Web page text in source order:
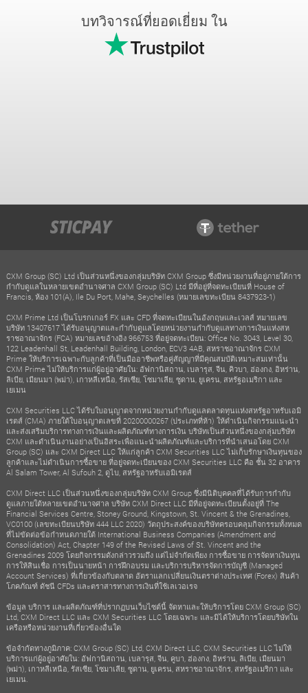
บทวิจารณ์ที่ยอดเยี่ยม ใน
CXM Group (SC) Ltd เป็นส่วนหนึ่งของกลุ่มบริษัท CXM Group ซึ่งมีหน่วยงานที่อยู่ภายใต้การ
กำกับดูแลในหลายเขตอำนาจศาล CXM Group (SC) Ltd มีที่อยู่ที่จดทะเบียนที่ House of
Francis, ห้อง 101(A), Ile Du Port, Mahe, Seychelles (หมายเลขทะเบียน 8437923-1)
CXM Prime Ltd เป็นโบรกเกอร์ FX และ CFD ที่จดทะเบียนในอังกฤษและเวลส์ หมายเลข
บริษัท 13407617 ได้รับอนุญาตและกำกับดูแลโดยหน่วยงานกำกับดูแลทางการเงินแห่งสห
ราชอาณาจักร (FCA) หมายเลขอ้างอิง 966753 ที่อยู่จดทะเบียน: Office No. 3043, Level 30,
122 Leadenhall St, Leadenhall Building, London, ECV3 4AB, สหราชอาณาจักร CXM
Prime ให้บริการเฉพาะกับลูกค้าที่เป็นมืออาชีพหรือคู่สัญญาที่มีคุณสมบัติเหมาะสมเท่านั้น
CXM Prime ไม่ให้บริการแก่ผู้อยู่อาศัยใน: อัฟกานิสถาน, เบลารุส, จีน, คิวบา, ฮ่องกง, อิหร่าน,
ลิเบีย, เมียนมา (พม่า), เกาหลีเหนือ, รัสเซีย, โซมาเลีย, ซูดาน, ยูเครน, สหรัฐอเมริกา และ
เยเมน
CXM Securities LLC ได้รับใบอนุญาตจากหน่วยงานกำกับดูแลตลาดทุนแห่งสหรัฐอาหรับเอมิ
เรตส์ (CMA) ภายใต้ใบอนุญาตเลขที่ 20200000267 (ประเภทที่ห้า) ให้ดำเนินกิจกรรมแนะนำ
และส่งเสริมบริการทางการเงินและผลิตภัณฑ์ทางการเงิน บริษัทเป็นส่วนหนึ่งของกลุ่มบริษัท
CXM และดำเนินงานอย่างเป็นอิสระเพื่อแนะนำผลิตภัณฑ์และบริการที่นำเสนอโดย CXM
Group (SC) และ CXM Direct LLC ให้แก่ลูกค้า CXM Securities LLC ไม่เก็บรักษาเงินทุนของ
ลูกค้าและไม่ดำเนินการซื้อขาย ที่อยู่จดทะเบียนของ CXM Securities LLC คือ ชั้น 32 อาคาร
Al Salam Tower, Al Sufouh 2, ดูไบ, สหรัฐอาหรับเอมิเรตส์
CXM Direct LLC เป็นส่วนหนึ่งของกลุ่มบริษัท CXM Group ซึ่งมีนิติบุคคลที่ได้รับการกำกับ
ดูแลภายใต้หลายเขตอำนาจศาล บริษัท CXM Direct LLC มีที่อยู่จดทะเบียนตั้งอยู่ที่ The
Financial Services Centre, Stoney Ground, Kingstown, St. Vincent & the Grenadines,
VC0100 (เลขทะเบียนบริษัท 444 LLC 2020) วัตถุประสงค์ของบริษัทครอบคลุมกิจกรรมทั้งหมด
ที่ไม่ขัดต่อข้อกำหนดภายใต้ International Business Companies (Amendment and
Consolidation) Act, Chapter 149 of the Revised Laws of St. Vincent and the
Grenadines 2009 โดยกิจกรรมดังกล่าวรวมถึง แต่ไม่จำกัดเพียง การซื้อขาย การจัดหาเงินทุน
การให้สินเชื่อ การเป็นนายหน้า การฝึกอบรม และบริการบริหารจัดการบัญชี (Managed
Account Services) ที่เกี่ยวข้องกับตลาด อัตราแลกเปลี่ยนเงินตราต่างประเทศ (Forex) สินค้า
โภคภัณฑ์ ดัชนี CFDs และตราสารทางการเงินที่ใช้เลเวอเรจ
ข้อมูล บริการ และผลิตภัณฑ์ที่ปรากฏบนเว็บไซต์นี้ จัดหาและให้บริการโดย CXM Group (SC)
Ltd, CXM Direct LLC และ CXM Securities LLC โดยเฉพาะ และมิได้ให้บริการโดยบริษัทใน
เครือหรือหน่วยงานที่เกี่ยวข้องอื่นใด
ข้อจำกัดทางภูมิภาค: CXM Group (SC) Ltd, CXM Direct LLC, CXM Securities LLC ไม่ให้
บริการแก่ผู้อยู่อาศัยใน: อัฟกานิสถาน, เบลารุส, จีน, คูบา, ฮ่องกง, อิหร่าน, ลิเบีย, เมียนมา
(พม่า), เกาหลีเหนือ, รัสเซีย, โซมาเลีย, ซูดาน, ยูเครน, สหราชอาณาจักร, สหรัฐอเมริกา และ
เยเมน.